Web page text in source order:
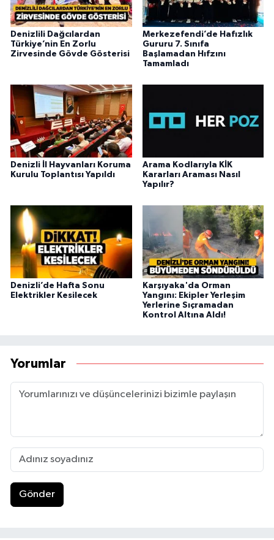
Denizlili Dağcılardan
Türkiye’nin En Zorlu
Zirvesinde Gövde Gösterisi
Merkezefendi’de Hafızlık
Gururu 7. Sınıfa
Başlamadan Hıfzını
Tamamladı
Denizli İl Hayvanları Koruma
Kurulu Toplantısı Yapıldı
Arama Kodlarıyla KİK
Kararları Araması Nasıl
Yapılır?
Denizli’de Hafta Sonu
Elektrikler Kesilecek
Karşıyaka'da Orman
Yangını: Ekipler Yerleşim
Yerlerine Sıçramadan
Kontrol Altına Aldı!
Yorumlar
Gönder